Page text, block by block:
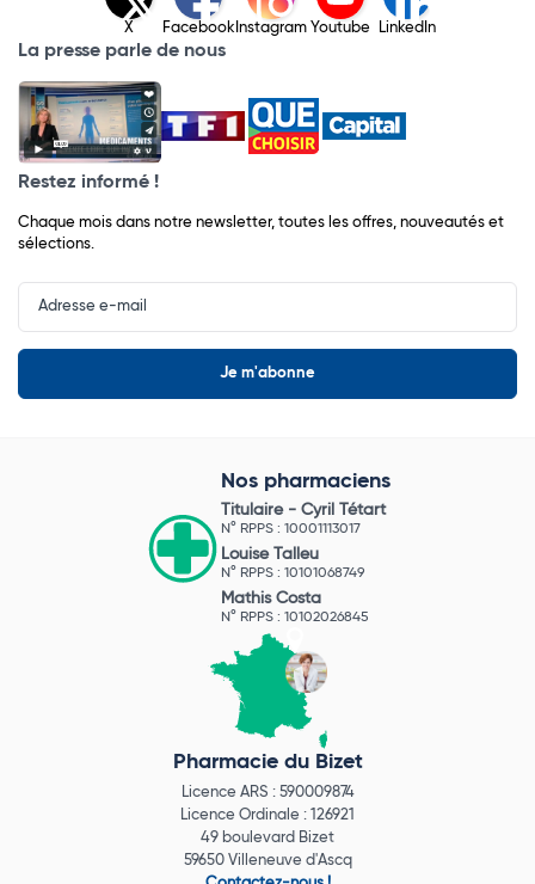
X Facebook Instagram Youtube LinkedIn
La presse parle de nous
Restez informé !
Chaque mois dans notre newsletter, toutes les offres, nouveautés et
sélections.
Input
Newsletter
Nos pharmaciens
Titulaire - Cyril Tétart
N° RPPS : 10001113017
Louise Talleu
N° RPPS : 10101068749
Mathis Costa
N° RPPS : 10102026845
Pharmacie du Bizet
Licence ARS : 590009874
Licence Ordinale : 126921
49 boulevard Bizet
59650 Villeneuve d'Ascq